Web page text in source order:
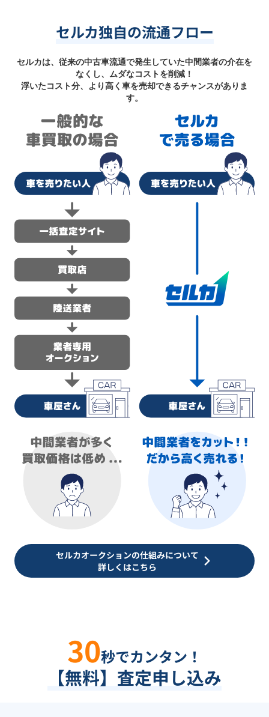
セルカ独自の流通フロー
セルカは、従来の中古車流通で発生していた中間業者の介在を
なくし、ムダなコストを削減！
浮いたコスト分、より高く車を売却できるチャンスがありま
す。
セルカオークションの仕組みについて
詳しくはこちら
30秒でカンタン！
【無料】査定申し込み